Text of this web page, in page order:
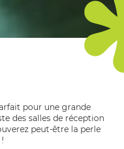
pour une grande
des salles de réception
peut-être la perle